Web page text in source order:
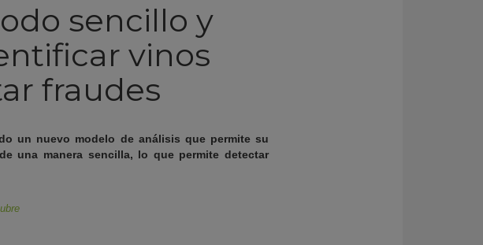
sencillo y
vinos
fraudes
un nuevo modelo de análisis que permite su
una manera sencilla, lo que permite detectar